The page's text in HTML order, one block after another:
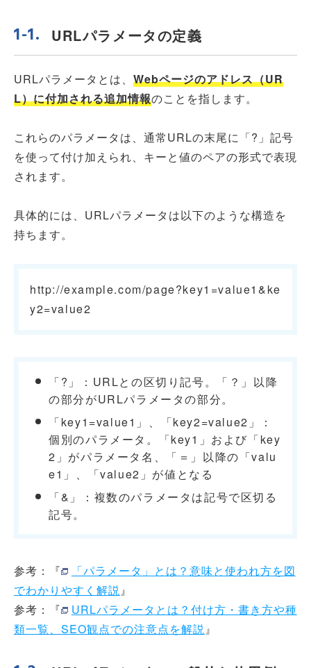
URLパラメータの定義
URLパラメータとは、 Webページのアドレス（UR
L）に付加される追加情報のことを指します。
これらのパラメータは、通常URLの末尾に「?」記号
を使って付け加えられ、キーと値のペアの形式で表現
されます。
具体的には、URLパラメータは以下のような構造を
持ちます。
http://example.com/page?key1=value1&ke
y2=value2
「?」：URLとの区切り記号。「？」以降
の部分がURLパラメータの部分。
「key1=value1」、「key2=value2」：
個別のパラメータ。「key1」および「key
2」がパラメータ名、「＝」以降の「valu
e1」、「value2」が値となる
「&」：複数のパラメータは記号で区切る
記号。
参考：『
「パラメータ」とは？意味と使われ方を図
でわかりやすく解説』
参考：『
URLパラメータとは？付け方・書き方や種
類一覧、SEO観点での注意点を解説』